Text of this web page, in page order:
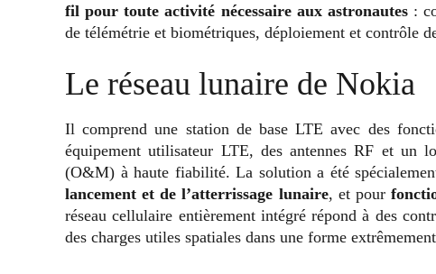
fil pour toute activité nécessaire aux astronautes:
de télémétrie et biométriques, déploiement et contrôle
Le réseau lunaire de Nokia
Il comprend une station de base LTE avec des
équipement utilisateur LTE, des antennes RF et un
(O&M) à haute fiabilité. La solution a été
lancement et de l’atterrissage lunaire, et pour
réseau cellulaire entièrement intégré répond à des
des charges utiles spatiales dans une forme